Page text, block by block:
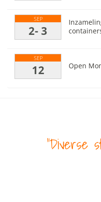
SEP
2- 3
SEP
12 Open
Diverse